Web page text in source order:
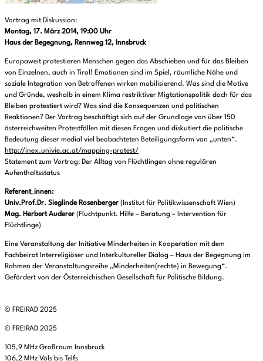
Vortrag mit Diskussion:
Montag, 17. März 2014, 19:00 Uhr
Haus der Begegnung, Rennweg 12, Innsbruck
Europaweit protestieren Menschen gegen das Abschieben und für das Bleiben
von Einzelnen, auch in Tirol! Emotionen sind im Spiel, räumliche Nähe und
soziale Integration von Betroffenen wirken mobilisierend. Was sind die Motive
und Gründe, weshalb in einem Klima restriktiver Migtationspolitik doch für das
Bleiben protestiert wird? Was sind die Konsequenzen und politischen
Reaktionen? Der Vortrag beschäftigt sich auf der Grundlage von über 150
österreichweiten Protestfällen mit diesen Fragen und diskutiert die politische
Bedeutung dieser medial viel beobachteten Beteiligungsform von „unten“.
http://inex.univie.ac.at/mapping-protest/
Statement zum Vortrag: Der Alltag von Flüchtlingen ohne regulären
Aufenthaltsstatus
Referent_innen:
Univ.Prof.Dr. Sieglinde Rosenberger (Institut für Politikwissenschaft Wien)
Mag. Herbert Auderer (Fluchtpunkt. Hilfe – Beratung – Intervention für
Flüchtlinge)
Eine Veranstaltung der Initiative Minderheiten in Kooperation mit dem
Fachbeirat Interreligiöser und Interkultureller Dialog – Haus der Begegnung im
Rahmen der Veranstaltungsreihe „Minderheiten(rechte) in Bewegung“.
Gefördert von der Österreichischen Gesellschaft für Politische Bildung.
© FREIRAD 2025
© FREIRAD 2025
105,9 MHz Großraum Innsbruck
106,2 MHz Völs bis Telfs